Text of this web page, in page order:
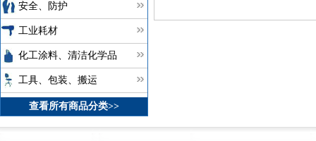
安全、防护
工业耗材
化工涂料、清洁化学品
工具、包装、搬运
查看所有商品分类>>